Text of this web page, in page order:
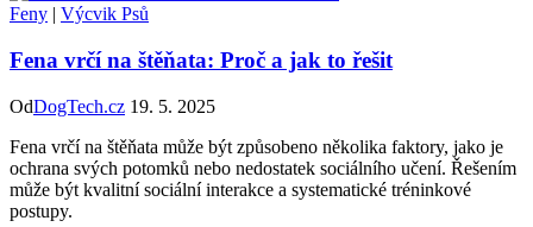
Feny | Výcvik Psů
Fena vrčí na štěňata: Proč a jak to řešit
OdDogTech.cz 19. 5. 2025
Fena vrčí na štěňata může být způsobeno několika faktory, jako je
ochrana svých potomků nebo nedostatek sociálního učení. Řešením
může být kvalitní sociální interakce a systematické tréninkové
postupy.